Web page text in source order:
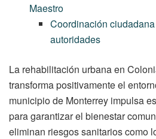
Maestro
Coordinación
autoridades
La rehabilitación urbana en
transforma positivamente el
municipio de Monterrey impulsa
para garantizar el bienestar
eliminan riesgos sanitarios como